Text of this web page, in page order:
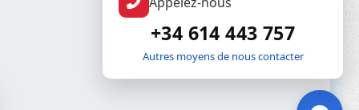
+34 614 443 757
Autres moyens de nous contacter